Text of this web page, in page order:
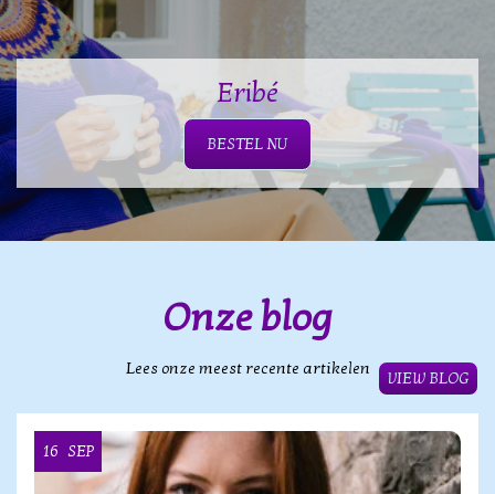
Eribé
BESTEL NU
Onze blog
Lees onze meest recente artikelen
VIEW BLOG
16 SEP